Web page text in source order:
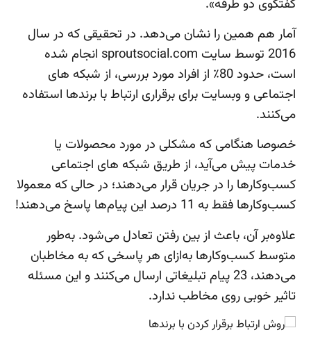
گفتگوی دو طرفه».
آمار هم همین را نشان می‌دهد. در تحقیقی که در سال
2016 توسط سایت sproutsocial.com انجام شده
است، حدود 80٪ از افراد مورد بررسی، از شبکه های
اجتماعی و وبسایت برای برقراری ارتباط با برندها استفاده
می‌کنند.
خصوصا هنگامی که مشکلی در مورد محصولات یا
خدمات پیش می‌آید، از طریق شبکه های اجتماعی
کسب‌وکارها را در جریان قرار می‌دهند؛ در حالی که معمولا
کسب‌وکارها فقط به 11 درصد این پیام‌ها پاسخ می‌دهند!
علاوه‌بر آن، باعث از بین رفتن تعادل می‌شود. به‌طور
متوسط کسب‌وکارها به‌ازای هر پاسخی که به مخاطبان
می‌دهند، 23 پیام تبلیغاتی ارسال می‌کنند و این مسئله
تاثیر خوبی روی مخاطب ندارد.